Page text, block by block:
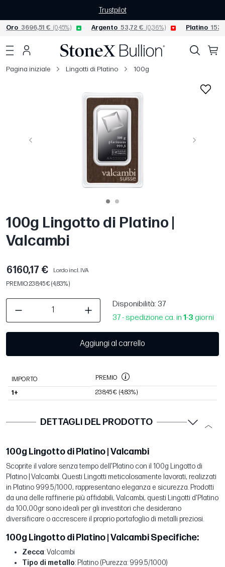
Trustpilot
Oro 3696,51 € (0,45%) Argento 53,72 € (0,36%) Platino
Pagina iniziale Lingotti di Platino 100g
Precedente Avanti
100g Lingotto di Platino |
Valcambi
6160,17 €
Lordo incl. IVA
PREMIO: 238,45 € (4,83%)
Disponibilità: 37
37 - spedizione ca. in 1-3 giorni
Aggiungi al carrello
IMPORTO PREMIO
1+ 238,45 € (4,83%)
DETTAGLI DEL PRODOTTO
100g Lingotto di Platino | Valcambi
Scoprite il valore senza tempo dell'Platino con il 100g Lingotto di
Platino | Valcambi. Questi Lingotti meticolosamente lavorati, realizzati
in Platino 999.5/1000, rappresentano eleganza e sicurezza. Prodotti
da una delle raffinerie più affidabili, Valcambi, questi Lingotti d'Platino
da 100,00gr sono ideali per gli investitori che desiderano
diversificare o accrescere il proprio portafoglio di metalli preziosi.
100g Lingotto di Platino | Valcambi Specifiche:
Zecca: Valcambi
Tipo di metallo: Platino (Purezza: 999.5/1000)